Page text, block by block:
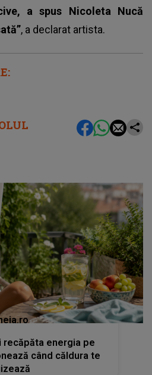
a spus Nicoleta Nucă
, a declarat artista.
recăpăta energia pe
când căldura te